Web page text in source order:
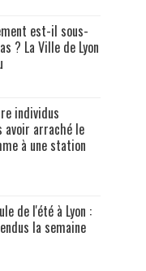
est-il sous-
? La Ville de Lyon
individus
avoir arraché le
à une station
de l'été à Lyon :
la semaine